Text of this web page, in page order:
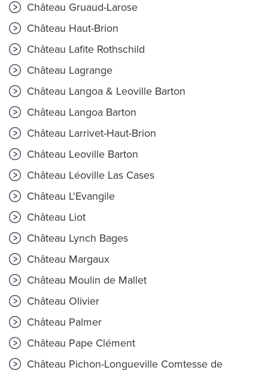
Château Gruaud-Larose
Château Haut-Brion
Château Lafite Rothschild
Château Lagrange
Château Langoa & Leoville Barton
Château Langoa Barton
Château Larrivet-Haut-Brion
Château Leoville Barton
Château Léoville Las Cases
Château L'Evangile
Château Liot
Château Lynch Bages
Château Margaux
Château Moulin de Mallet
Château Olivier
Château Palmer
Château Pape Clément
Château Pichon-Longueville Comtesse de